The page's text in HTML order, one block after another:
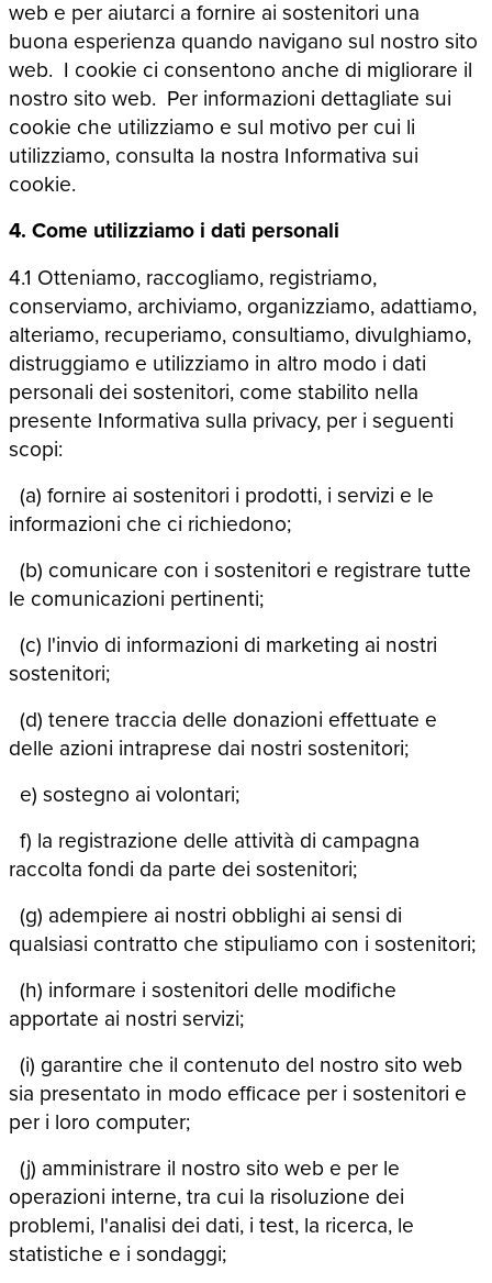
web e per aiutarci a fornire ai sostenitori una
buona esperienza quando navigano sul nostro sito
web. I cookie ci consentono anche di migliorare il
nostro sito web. Per informazioni dettagliate sui
cookie che utilizziamo e sul motivo per cui li
utilizziamo, consulta la nostra Informativa sui
cookie.
4. Come utilizziamo i dati personali
4.1 Otteniamo, raccogliamo, registriamo,
conserviamo, archiviamo, organizziamo, adattiamo,
alteriamo, recuperiamo, consultiamo, divulghiamo,
distruggiamo e utilizziamo in altro modo i dati
personali dei sostenitori, come stabilito nella
presente Informativa sulla privacy, per i seguenti
scopi:
(a) fornire ai sostenitori i prodotti, i servizi e le
informazioni che ci richiedono;
(b) comunicare con i sostenitori e registrare tutte
le comunicazioni pertinenti;
(c) l'invio di informazioni di marketing ai nostri
sostenitori;
(d) tenere traccia delle donazioni effettuate e
delle azioni intraprese dai nostri sostenitori;
e) sostegno ai volontari;
f) la registrazione delle attività di campagna
raccolta fondi da parte dei sostenitori;
(g) adempiere ai nostri obblighi ai sensi di
qualsiasi contratto che stipuliamo con i sostenitori;
(h) informare i sostenitori delle modifiche
apportate ai nostri servizi;
(i) garantire che il contenuto del nostro sito web
sia presentato in modo efficace per i sostenitori e
per i loro computer;
(j) amministrare il nostro sito web e per le
operazioni interne, tra cui la risoluzione dei
problemi, l'analisi dei dati, i test, la ricerca, le
statistiche e i sondaggi;